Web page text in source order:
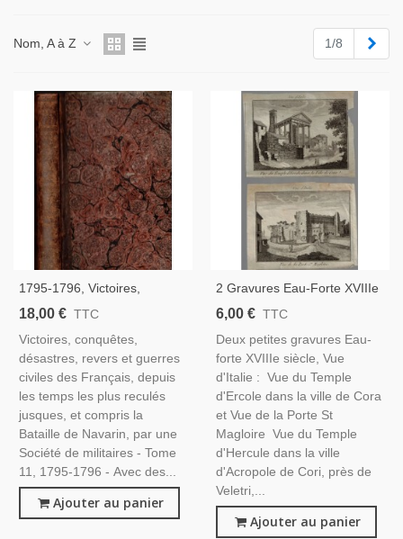
Nom, A à Z 1/8
1795-1796, Victoires,
Conquêtes, Désastres,
Des Français - Militaires,
Directoire, Gravures, Italie
18,00 € TTC
Victoires, conquêtes,
désastres, revers et guerres
civiles des Français, depuis
les temps les plus reculés
jusques, et compris la
Bataille de Navarin, par une
Société de militaires - Tome
11, 1795-1796 - Avec des...
Ajouter au panier
2 Gravures Eau-Forte XVIIIe
Siècle, Vue D'Italie, Vue Du
Ville De Cora, Porte St
Magloire -
6,00 € TTC
Deux petites gravures Eau-
forte XVIIIe siècle, Vue
d'Italie : Vue du Temple
d'Ercole dans la ville de Cora
et Vue de la Porte St
Magloire Vue du Temple
d'Hercule dans la ville
d'Acropole de Cori, près de
Veletri,...
Ajouter au panier